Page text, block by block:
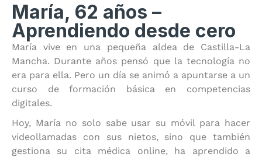
María, 62 años –
Aprendiendo desde cero
María vive en una pequeña aldea de Castilla-La
Mancha. Durante años pensó que la tecnología no
era para ella. Pero un día se animó a apuntarse a un
curso de formación básica en competencias
digitales.
Hoy, María no solo sabe usar su móvil para hacer
videollamadas con sus nietos, sino que también
gestiona su cita médica online, ha aprendido a